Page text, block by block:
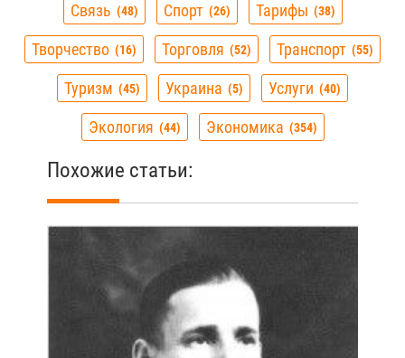
Связь 48 Спорт 26 Тарифы 38
Творчество 16 Торговля 52 Транспорт 55
Туризм 45 Украина 5 Услуги 40
Экология 44 Экономика 354
Похожие статьи: